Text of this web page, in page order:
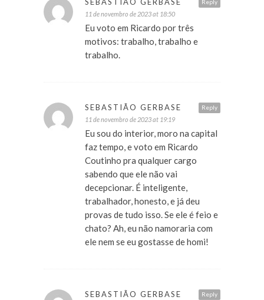
Reply
SEBASTIÃO GERBASE
11 de novembro de 2023 at 18:50
Eu voto em Ricardo por três
motivos: trabalho, trabalho e
trabalho.
Reply
SEBASTIÃO GERBASE
11 de novembro de 2023 at 19:19
Eu sou do interior, moro na capital
faz tempo, e voto em Ricardo
Coutinho pra qualquer cargo
sabendo que ele não vai
decepcionar. É inteligente,
trabalhador, honesto, e já deu
provas de tudo isso. Se ele é feio e
chato? Ah, eu não namoraria com
ele nem se eu gostasse de homi!
Reply
SEBASTIÃO GERBASE